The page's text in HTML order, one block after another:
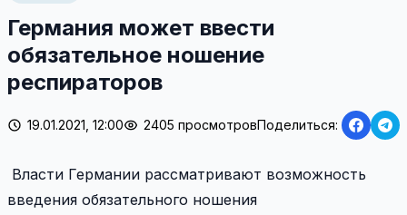
Германия может ввести
обязательное ношение
респираторов
19.01.2021, 12:00 2405 просмотровПоделиться:
Власти Германии рассматривают возможность
введения обязательного ношения